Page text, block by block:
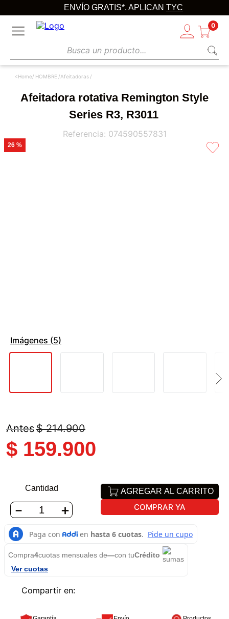
ENVÍO GRATIS*. APLICAN TYC
0
HOMBRE Afeitadoras
Afeitadora rotativa Remington Style
Series R3, R3011
Referencia: 074590557831
26 %
Imágenes (5)
$ 214.900
$ 159.900
Cantidad
＋
－
AGREGAR AL CARRITO
COMPRAR YA
Compra4cuotas mensuales de—con tuCrédito
Ver cuotas